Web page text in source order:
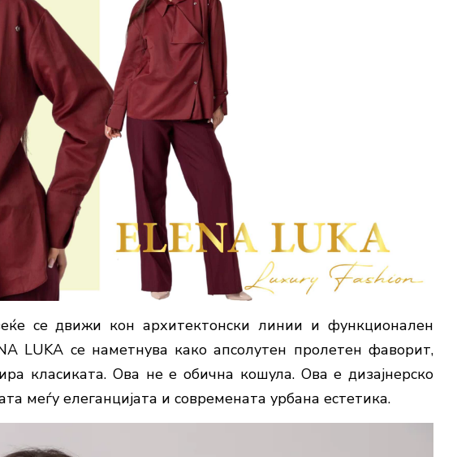
се движи кон архитектонски линии и функционален
LUKA се наметнува како апсолутен пролетен фаворит,
класиката. Ова не е обична кошула. Ова е дизајнерско
меѓу елеганцијата и современата урбана естетика.